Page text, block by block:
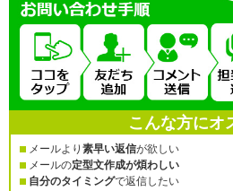
こんな方にオ
メールより 素早い返信が欲しい
メールの定型文作成が煩わしい
自分のタイミングで返信したい